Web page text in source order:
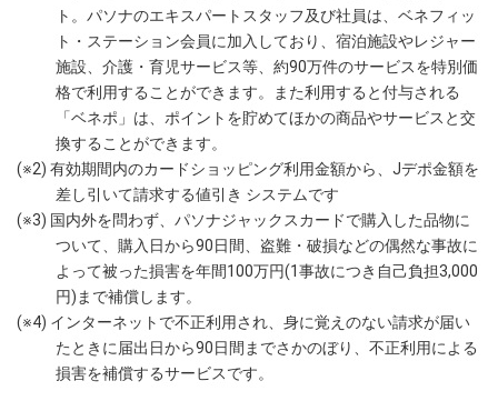
ト。パソナのエキスパートスタッフ及び社員は、ベネフィッ
ト・ステーション会員に加入しており、宿泊施設やレジャー
施設、介護・育児サービス等、約90万件のサービスを特別価
格で利用することができます。また利用すると付与される
「ベネポ」は、ポイントを貯めてほかの商品やサービスと交
換することができます。
(※2) 有効期間内のカードショッピング利用金額から、Jデポ金額を
差し引いて請求する値引き システムです
(※3) 国内外を問わず、パソナジャックスカードで購入した品物に
ついて、購入日から90日間、盗難・破損などの偶然な事故に
よって被った損害を年間100万円(1事故につき自己負担3,000
円)まで補償します。
(※4) インターネットで不正利用され、身に覚えのない請求が届い
たときに届出日から90日間までさかのぼり、不正利用による
損害を補償するサービスです。